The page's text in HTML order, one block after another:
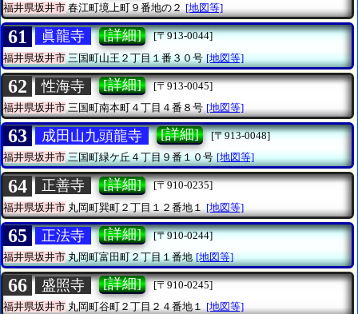
福井県坂井市春江町境上町９番地の２ [地図等]
61 眞龍寺 [詳細]
[〒913-0044]
福井県坂井市三国町山王２丁目１番３０号 [地図等]
62 性海寺 [詳細]
[〒913-0045]
福井県坂井市三国町南本町４丁目４番８号 [地図等]
63 成田山九頭龍寺 [詳細]
[〒913-0048]
福井県坂井市三国町緑ケ丘４丁目９番１０号 [地図等]
64 正善寺 [詳細]
[〒910-0235]
福井県坂井市 丸岡町巽町２丁目１２番地１ [地図等]
65 正法寺 [詳細]
[〒910-0244]
福井県坂井市丸岡町富田町２丁目１番地 [地図等]
66 盛照寺 [詳細]
[〒910-0245]
福井県坂井市丸岡町谷町２丁目２４番地１ [地図等]